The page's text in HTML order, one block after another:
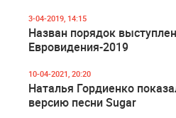
3-04-2019, 14:15
Назван порядок
Евровидения-2019
10-04-2021, 20:20
Наталья Гордиенко
версию песни Sugar